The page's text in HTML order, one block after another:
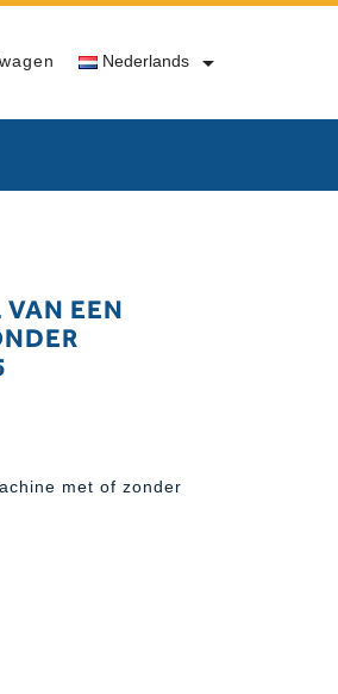
Nederlands 
EEN
met of zonder